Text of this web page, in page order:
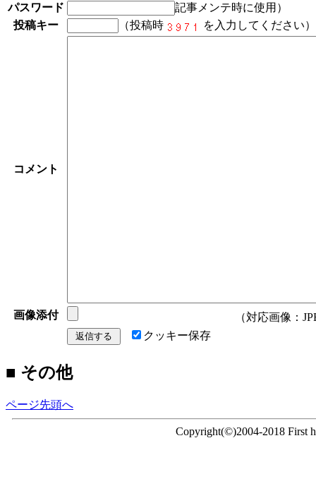
パスワード
記事メンテ時に使用）
投稿キー
（投稿時 を入力してください）
コメント
画像添付
（対応画像：
クッキー保存
■ その他
ページ先頭へ
Copyright(©)2004-2018 First